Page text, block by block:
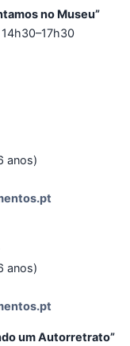
no Museu”
anos)
anos)
um Autorretrato”